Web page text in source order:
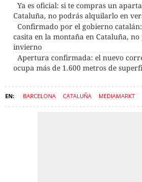
Ya es oficial: si te compras un
Cataluña, no podrás alquilarlo en
Confirmado por el gobierno
casita en la montaña en Cataluña,
invierno
Apertura confirmada: el nuevo
ocupa más de 1.600 metros de
BARCELONA CATALUÑA MEDIAMARKT